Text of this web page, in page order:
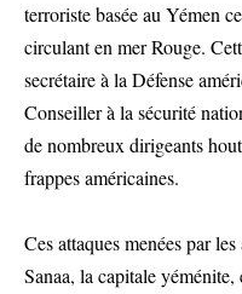
terroriste basée au Yémen
circulant en mer Rouge.
secrétaire à la Défense
Conseiller à la sécurité
de nombreux dirigeants
frappes américaines.
Ces attaques menées par
Sanaa, la capitale